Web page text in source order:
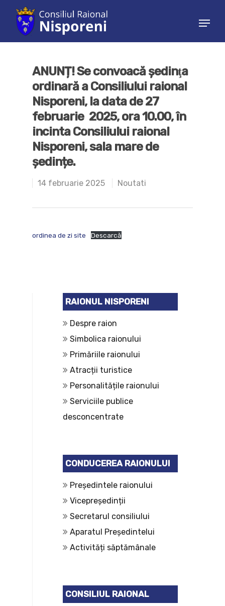
ANUNȚ! Se convoacă şedinţa
ordinară a Consiliului raional
Nisporeni, la data de 27
februarie 2025, ora 10.00, în
incinta Consiliului raional
Nisporeni, sala mare de
ședințe.
14 februarie 2025 Noutati
ordinea de zi site Descarcă
RAIONUL NISPORENI
Despre raion
Simbolica raionului
Primăriile raionului
Atracții turistice
Personalitățile raionului
Serviciile publice
desconcentrate
CONDUCEREA RAIONULUI
Președintele raionului
Vicepreședinții
Secretarul consiliului
Aparatul Președintelui
Activități săptămânale
CONSILIUL RAIONAL